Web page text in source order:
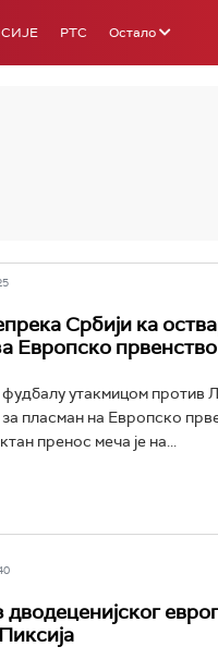
РТС Остало
Србији ка
Европско првенство
фудбалу утакмицом против
пласман на Европско
пренос меча је на...